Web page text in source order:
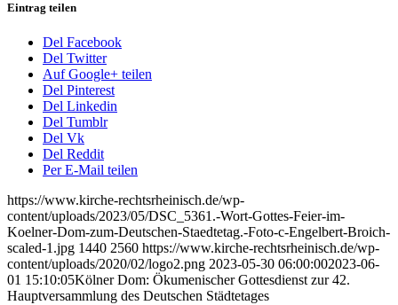
Eintrag teilen
Del Facebook
Del Twitter
Auf Google+ teilen
Del Pinterest
Del Linkedin
Del Tumblr
Del Vk
Del Reddit
Per E-Mail teilen
https://www.kirche-rechtsrheinisch.de/wp-
content/uploads/2023/05/DSC_5361.-Wort-Gottes-Feier-im-
Koelner-Dom-zum-Deutschen-Staedtetag.-Foto-c-Engelbert-Broich-
scaled-1.jpg 1440 2560 https://www.kirche-rechtsrheinisch.de/wp-
content/uploads/2020/02/logo2.png 2023-05-30 06:00:002023-06-
01 15:10:05Kölner Dom: Ökumenischer Gottesdienst zur 42.
Hauptversammlung des Deutschen Städtetages